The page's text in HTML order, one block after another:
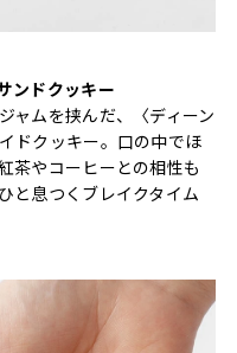
ンドクッキー
ャムを挟んだ、〈ディーン
ドクッキー。口の中でほ
茶やコーヒーとの相性も
と息つくブレイクタイム